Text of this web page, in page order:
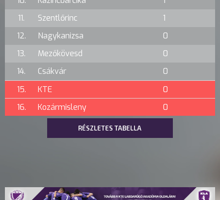
11.
Szentlőrinc
1
12.
Nagykanizsa
0
13.
Mezőkövesd
0
14.
Csákvár
0
15.
KTE
0
16.
Kozármisleny 0
RÉSZLETES TABELLA